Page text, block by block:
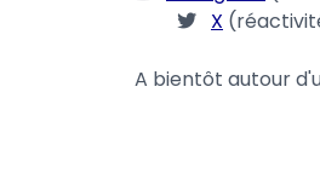
X
A bientôt autour